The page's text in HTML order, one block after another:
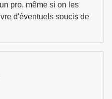
pro, même si on les
d'éventuels soucis de